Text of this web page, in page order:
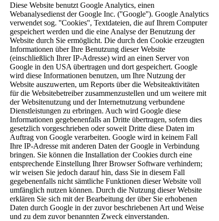
Diese Website benutzt Google Analytics, einen
Webanalysedienst der Google Inc. (''Google''). Google Analytics
verwendet sog. ''Cookies'', Textdateien, die auf Ihrem Computer
gespeichert werden und die eine Analyse der Benutzung der
Website durch Sie ermöglicht. Die durch den Cookie erzeugten
Informationen über Ihre Benutzung dieser Website
(einschließlich Ihrer IP-Adresse) wird an einen Server von
Google in den USA übertragen und dort gespeichert. Google
wird diese Informationen benutzen, um Ihre Nutzung der
Website auszuwerten, um Reports über die Websiteaktivitäten
für die Websitebetreiber zusammenzustellen und um weitere mit
der Websitenutzung und der Internetnutzung verbundene
Dienstleistungen zu erbringen. Auch wird Google diese
Informationen gegebenenfalls an Dritte übertragen, sofern dies
gesetzlich vorgeschrieben oder soweit Dritte diese Daten im
Auftrag von Google verarbeiten. Google wird in keinem Fall
Ihre IP-Adresse mit anderen Daten der Google in Verbindung
bringen. Sie können die Installation der Cookies durch eine
entsprechende Einstellung Ihrer Browser Software verhindern;
wir weisen Sie jedoch darauf hin, dass Sie in diesem Fall
gegebenenfalls nicht sämtliche Funktionen dieser Website voll
umfänglich nutzen können. Durch die Nutzung dieser Website
erklären Sie sich mit der Bearbeitung der über Sie erhobenen
Daten durch Google in der zuvor beschriebenen Art und Weise
und zu dem zuvor benannten Zweck einverstanden.